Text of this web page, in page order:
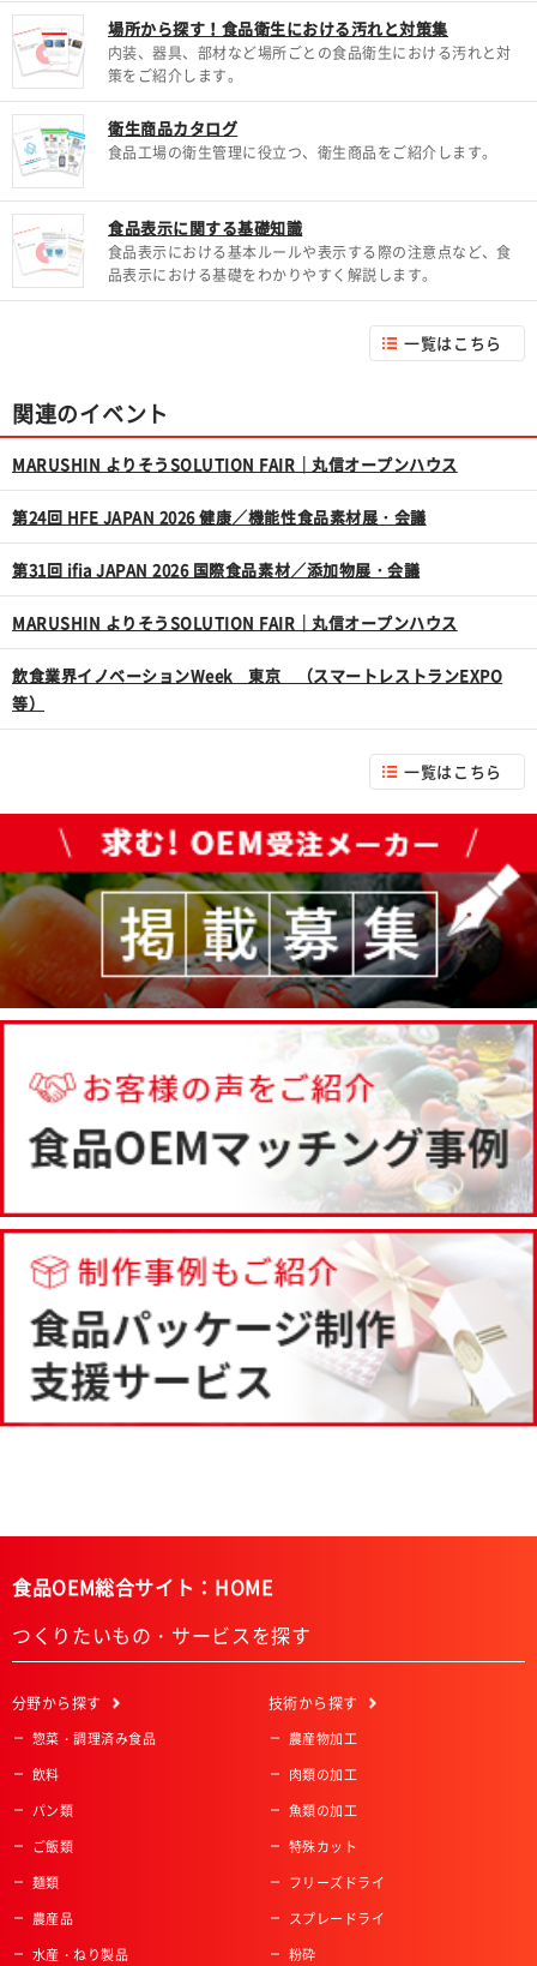
場所から探す！食品衛生における汚れと対策集
内装、器具、部材など場所ごとの食品衛生における汚れと対
策をご紹介します。
衛生商品カタログ
食品工場の衛生管理に役立つ、衛生商品をご紹介します。
食品表示に関する基礎知識
食品表示における基本ルールや表示する際の注意点など、食
品表示における基礎をわかりやすく解説します。
一覧はこちら
関連のイベント
MARUSHIN よりそうSOLUTION FAIR｜丸信オープンハウス
第24回 HFE JAPAN 2026 健康／機能性食品素材展・会議
第31回 ifia JAPAN 2026 国際食品素材／添加物展・会議
MARUSHIN よりそうSOLUTION FAIR｜丸信オープンハウス
飲食業界イノベーションWeek 東京 （スマートレストランEXPO
等）
一覧はこちら
食品OEM総合サイト：HOME
つくりたいもの・サービスを探す
分野から探す
惣菜・調理済み食品
飲料
パン類
ご飯類
麺類
農産品
水産・ねり製品
技術から探す
農産物加工
肉類の加工
魚類の加工
特殊カット
フリーズドライ
スプレードライ
粉砕